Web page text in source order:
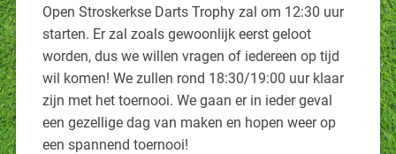
Open Stroskerkse Darts Trophy zal om 12:30 uur
starten. Er zal zoals gewoonlijk eerst geloot
worden, dus we willen vragen of iedereen op tijd
wil komen! We zullen rond 18:30/19:00 uur klaar
zijn met het toernooi. We gaan er in ieder geval
een gezellige dag van maken en hopen weer op
een spannend toernooi!